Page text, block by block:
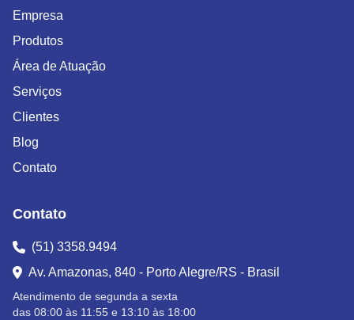
Empresa
Produtos
Área de Atuação
Serviços
Clientes
Blog
Contato
Contato
(51) 3358.9494
Av. Amazonas, 840 - Porto Alegre/RS - Brasil
Atendimento de segunda a sexta
das 08:00 às 11:55 e 13:10 às 18:00